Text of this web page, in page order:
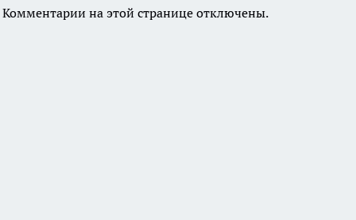
Комментарии на этой странице отключены.